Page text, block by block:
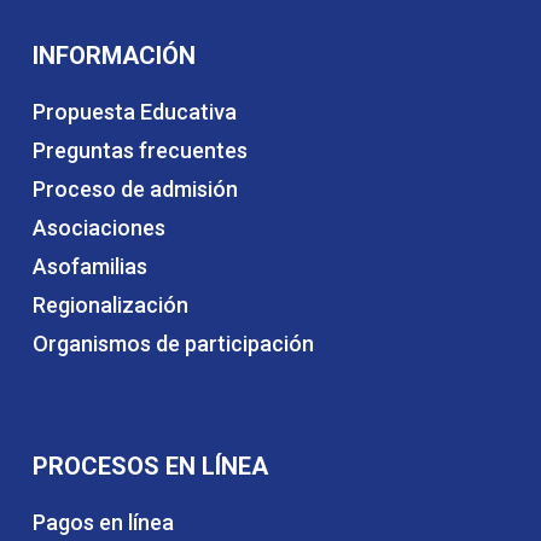
INFORMACIÓN
Propuesta Educativa
Preguntas frecuentes
Proceso de admisión
Asociaciones
Asofamilias
Regionalización
Organismos de participación
PROCESOS EN LÍNEA
Pagos en línea